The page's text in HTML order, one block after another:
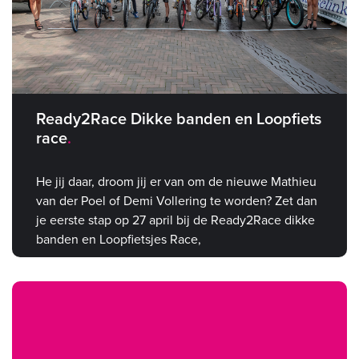
Ready2Race Dikke banden en Loopfiets
race
He jij daar, droom jij er van om de nieuwe Mathieu
van der Poel of Demi Vollering te worden? Zet dan
je eerste stap op 27 april bij de Ready2Race dikke
banden en Loopfietsjes Race,